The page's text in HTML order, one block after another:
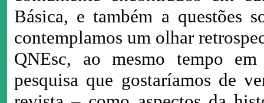
Básica, e também a questões
contemplamos um olhar
QNEsc, ao mesmo tempo
pesquisa que gostaríamos de